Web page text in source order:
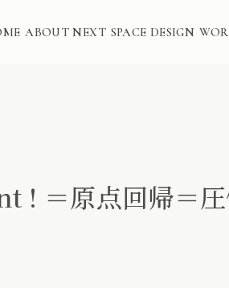
ABOUT NEXT SPACE DESIGN
＝原点回帰＝圧